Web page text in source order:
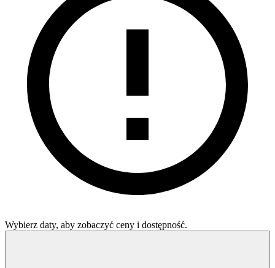
Wybierz daty, aby zobaczyć ceny i dostępność.